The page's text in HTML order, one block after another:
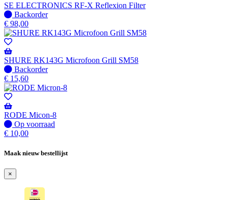
SE ELECTRONICS RF-X Reflexion Filter
Niet
op
voorraad
-
Wordt
verzonden
wanneer
beschikbaar
Backorder
€ 98,00
SHURE RK143G Microfoon Grill SM58
Niet
op
voorraad
-
Wordt
verzonden
wanneer
beschikbaar
Backorder
€ 15,60
RODE Micon-8
Op
voorraad
Op voorraad
€ 10,00
Maak nieuw bestellijst
×